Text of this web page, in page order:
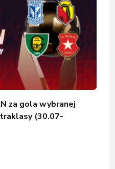
za gola wybranej
(30.07-